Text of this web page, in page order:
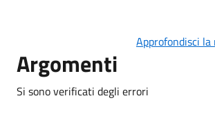
Approfondisci la
Argomenti
Si sono verificati degli errori